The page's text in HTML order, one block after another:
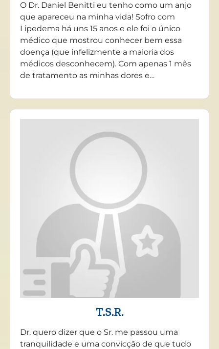
O Dr. Daniel Benitti eu tenho como um anjo
que apareceu na minha vida! Sofro com
Lipedema há uns 15 anos e ele foi o único
médico que mostrou conhecer bem essa
doença (que infelizmente a maioria dos
médicos desconhecem). Com apenas 1 mês
de tratamento as minhas dores e…
T.S.R.
Dr. quero dizer que o Sr. me passou uma
tranquilidade e uma convicção de que tudo